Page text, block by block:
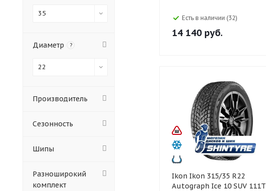
Есть в наличии (32)
14 140 руб.
Ikon Ikon 315/35 R22
Autograph Ice 10 SUV 111T
35
Диаметр ?
22
Производитель
Сезонность
Шипы
Разноширокий
комплект